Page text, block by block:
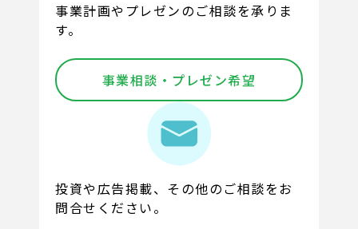
事業計画やプレゼンのご相談を承りま
す。
事業相談・プレゼン希望
投資や広告掲載、その他のご相談をお
問合せください。